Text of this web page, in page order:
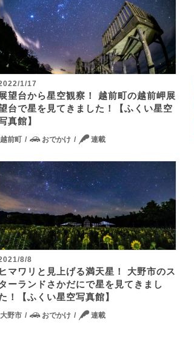
1/17
展望台から星空観察！ 越前町の越前岬展
台で星を見てきました！【ふくい星空
真館】
越前町 おでかけ 連載
8/8
ヒマワリと見上げる満天星！ 大野市のス
ーランドさかだにで星を見てきまし
！【ふくい星空写真館】
大野市 おでかけ 連載